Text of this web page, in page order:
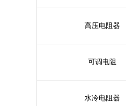
高压电阻器
可调电阻
水冷电阻器